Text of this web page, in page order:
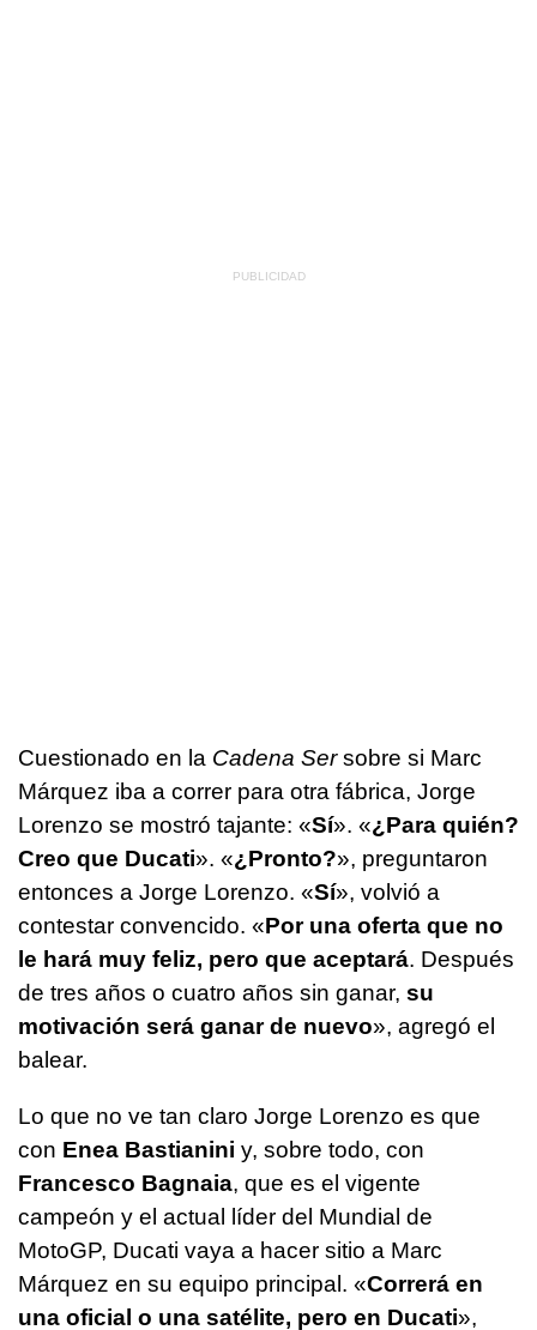
Cuestionado en la Cadena Sersobre si Marc
Márquez iba a correr para otra fábrica, Jorge
Lorenzo se mostró tajante: «Sí». «¿Para quién?
Creo que Ducati». «¿Pronto?», preguntaron
entonces a Jorge Lorenzo. «Sí», volvió a
contestar convencido. «Por una oferta que no
le hará muy feliz, pero que aceptará. Después
de tres años o cuatro años sin ganar, su
motivación será ganar de nuevo», agregó el
balear.
Lo que no ve tan claro Jorge Lorenzo es que
con Enea Bastianini y, sobre todo, con
Francesco Bagnaia, que es el vigente
campeón y el actual líder del Mundial de
MotoGP, Ducati vaya a hacer sitio a Marc
Márquez en su equipo principal. «Correrá en
una oficial o una satélite, pero en Ducati»,